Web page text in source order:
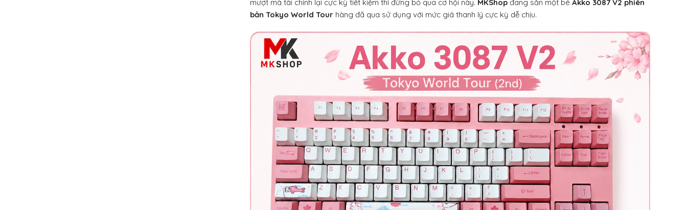
mượt mà tài chính lại cực kỳ tiết kiệm thì đừng bỏ qua cơ hội này. MKShop đang sẵn một béAkko 3087 V2 phiên
bản Tokyo World Tour hàng đã qua sử dụng với mức giá thanh lý cực kỳ dễ chịu.